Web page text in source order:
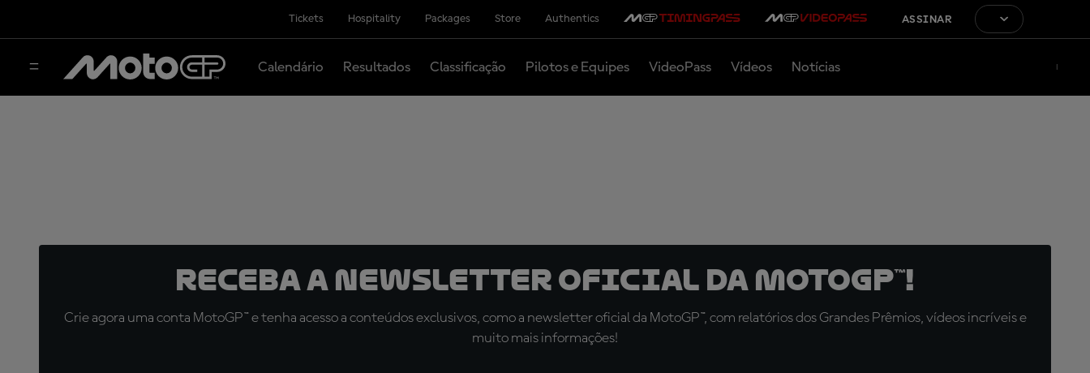
Tickets Hospitality Packages Store Authentics ASSINAR
Calendário Resultados Classificação Pilotos e Equipes VideoPass Vídeos Notícias
Receba a newsletter oficial da MotoGP™!
Crie agora uma conta MotoGP™ e tenha acesso a conteúdos exclusivos, como a newsletter oficial da MotoGP™, com relatórios dos Grandes Prêmios, vídeos incríveis e
muito mais informações!